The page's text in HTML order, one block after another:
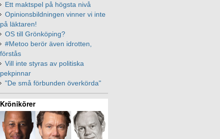
Ett maktspel på högsta nivå
Opinionsbildningen vinner vi inte
på läktaren!
OS till Grönköping?
#Metoo berör även idrotten,
förstås
Vill inte styras av politiska
pekpinnar
"De små förbunden överkörda"
Krönikörer